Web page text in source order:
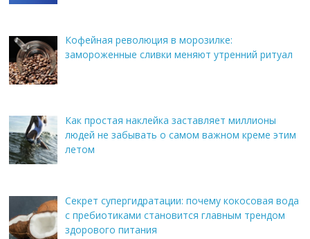
Кофейная революция в морозилке:
замороженные сливки меняют утренний ритуал
Как простая наклейка заставляет миллионы
людей не забывать о самом важном креме этим
летом
Секрет супергидратации: почему кокосовая вода
с пребиотиками становится главным трендом
здорового питания